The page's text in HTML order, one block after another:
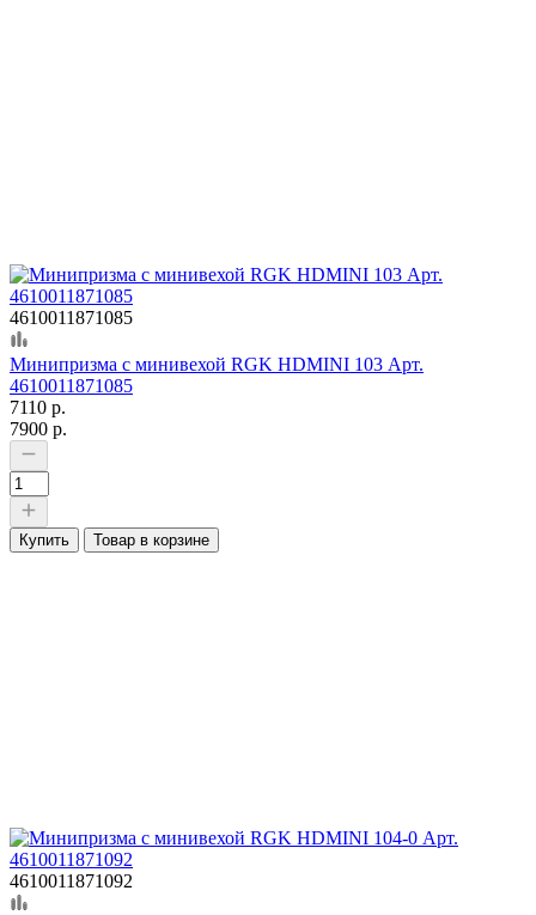
4610011871085
Минипризма с минивехой RGK HDMINI 103 Арт.
4610011871085
7110 р.
7900 р.
Купить Товар в корзине
4610011871092